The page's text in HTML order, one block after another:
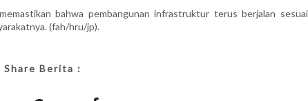
bahwa pembangunan infrastruktur terus berjalan
(fah/hru/jp).
Share Berita :